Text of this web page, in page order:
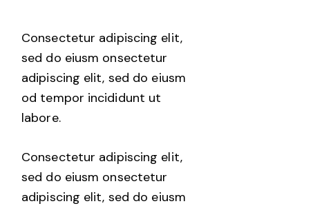
Consectetur adipiscing elit,
sed do eiusm onsectetur
adipiscing elit, sed do eiusm
od tempor incididunt ut
labore.
Consectetur adipiscing elit,
sed do eiusm onsectetur
adipiscing elit, sed do eiusm